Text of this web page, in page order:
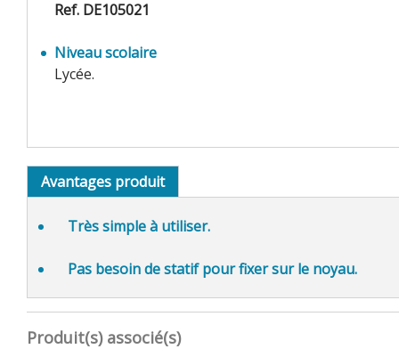
Ref. DE105021
Niveau scolaire
Lycée.
Avantages produit
Trèssimple à utiliser.
Pas besoin de statif pour fixer sur le noyau.
Produit(s) associé(s)